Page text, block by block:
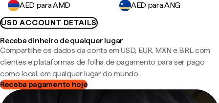
AED para AMD
AED para ANG
USD ACCOUNT DETAILS
Receba dinheiro de qualquer lugar
Compartilhe os dados da conta em USD, EUR, MXN e BRL com
clientes e plataformas de folha de pagamento para ser pago
como local, em qualquer lugar do mundo.
Receba pagamento hoje